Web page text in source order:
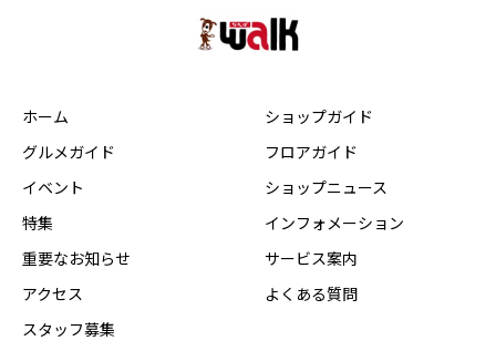
ホーム
グルメガイド
イベント
特集
重要なお知らせ
アクセス
スタッフ募集
ショップガイド
フロアガイド
ショップニュース
インフォメーション
サービス案内
よくある質問